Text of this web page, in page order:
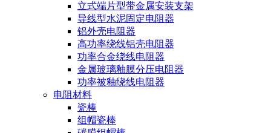
立式端片型带金属安装支架
导线型水泥固定电阻器
铝外壳电阻器
高功率绕线铝壳电阻器
功率合金绕线电阻器
金属玻璃釉膜分压电阻器
功率被釉绕线电阻器
电阻材料
瓷棒
组帽瓷棒